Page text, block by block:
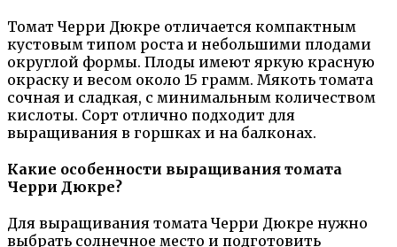
Томат Черри Дюкре отличается компактным
кустовым типом роста и небольшими плодами
округлой формы. Плоды имеют яркую красную
окраску и весом около 15 грамм. Мякоть томата
сочная и сладкая, с минимальным количеством
кислоты. Сорт отлично подходит для
выращивания в горшках и на балконах.
Какие особенности выращивания томата
Черри Дюкре?
Для выращивания томата Черри Дюкре нужно
выбрать солнечное место и подготовить